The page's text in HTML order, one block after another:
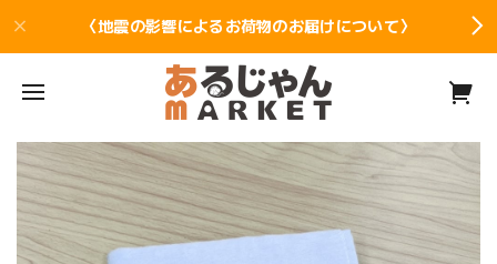
〈地震の影響によるお荷物のお届けについて〉